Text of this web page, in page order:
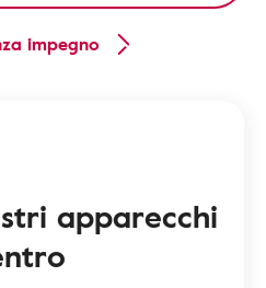
impegno
apparecchi